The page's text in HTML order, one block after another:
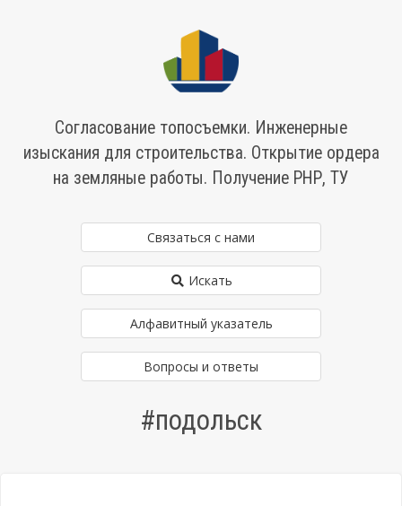
Согласование топосъемки. Инженерные
изыскания для строительства. Открытие ордера
на земляные работы. Получение РНР, ТУ
Связаться с нами
Искать
Алфавитный указатель
Вопросы и ответы
#подольск